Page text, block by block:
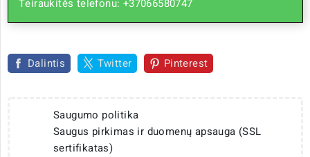
Teiraukitės telefonu: +37066580747
Dalintis Twitter Pinterest
Saugumo politika
Saugus pirkimas ir duomenų apsauga (SSL
sertifikatas)